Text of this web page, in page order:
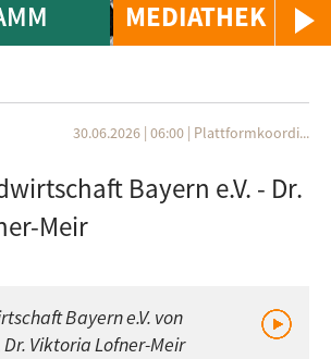
MEDIATHEK
30.06.2026 | 06:00 | Plattformkoordi...
Bayern e.V. - Dr.
Meir
Bayern e.V. von
Viktoria Lofner-Meir